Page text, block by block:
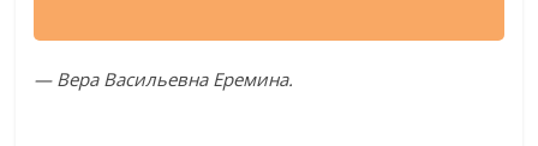
— Вера Васильевна Еремина.